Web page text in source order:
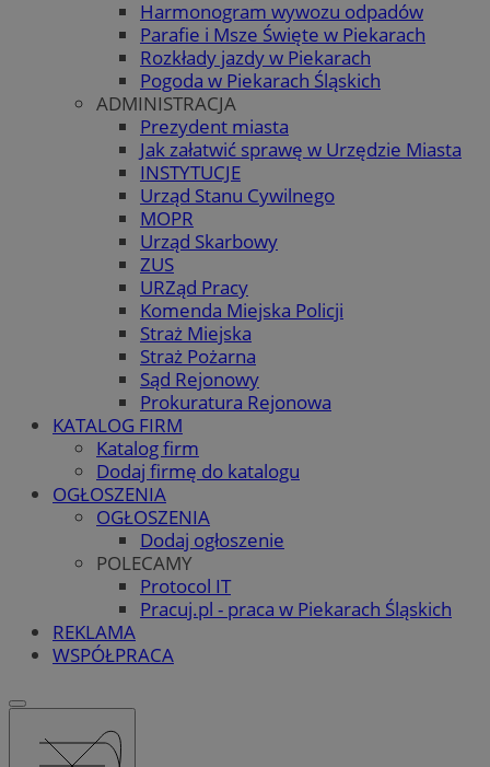
Harmonogram wywozu odpadów
Parafie i Msze Święte w Piekarach
Rozkłady jazdy w Piekarach
Pogoda w Piekarach Śląskich
ADMINISTRACJA
Prezydent miasta
Jak załatwić sprawę w Urzędzie Miasta
INSTYTUCJE
Urząd Stanu Cywilnego
MOPR
Urząd Skarbowy
ZUS
URZąd Pracy
Komenda Miejska Policji
Straż Miejska
Straż Pożarna
Sąd Rejonowy
Prokuratura Rejonowa
KATALOG FIRM
Katalog firm
Dodaj firmę do katalogu
OGŁOSZENIA
OGŁOSZENIA
Dodaj ogłoszenie
POLECAMY
Protocol IT
Pracuj.pl - praca w Piekarach Śląskich
REKLAMA
WSPÓŁPRACA